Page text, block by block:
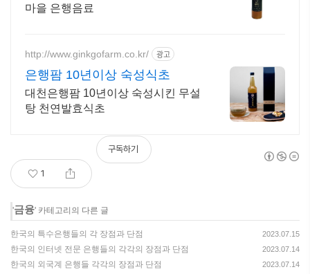
마을 은행음료
http://www.ginkgofarm.co.kr/ 광고
은행팜 10년이상 숙성식초
대천은행팜 10년이상 숙성시킨 무설
탕 천연발효식초
1
구독하기
'금융' 카테고리의 다른 글
한국의 특수은행들의 각 장점과 단점 2023.07.15
한국의 인터넷 전문 은행들의 각각의 장점과 단점 2023.07.14
한국의 외국계 은행들 각각의 장점과 단점 2023.07.14